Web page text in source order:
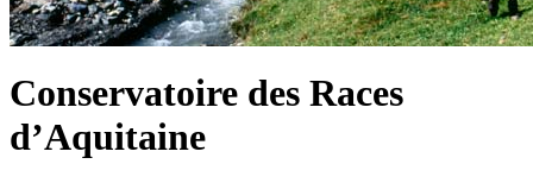
Conservatoire des Races
d’Aquitaine